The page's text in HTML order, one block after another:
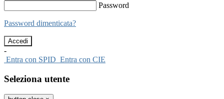
Password
Password dimenticata?
-
Entra con SPID Entra con CIE
Seleziona utente